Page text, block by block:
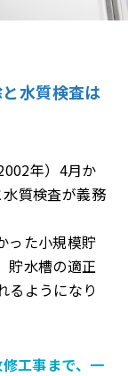
水質検査は
年）4月か
質検査が義務
った小規模貯
貯水槽の適正
るようになり
工事まで、一